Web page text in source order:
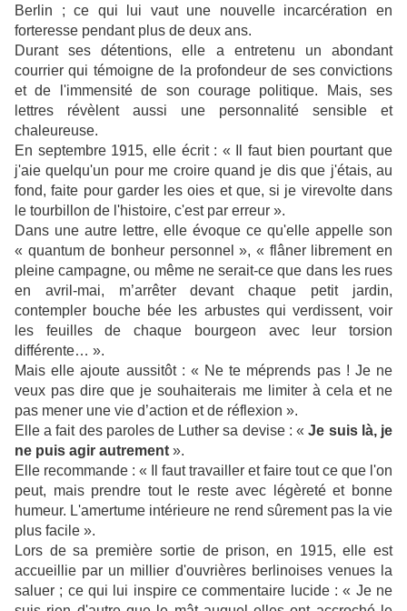
Berlin ; ce qui lui vaut une nouvelle incarcération en
forteresse pendant plus de deux ans.
Durant ses détentions, elle a entretenu un abondant
courrier qui témoigne de la profondeur de ses convictions
et de l'immensité de son courage politique. Mais, ses
lettres révèlent aussi une personnalité sensible et
chaleureuse.
En septembre 1915, elle écrit : « Il faut bien pourtant que
j'aie quelqu'un pour me croire quand je dis que j'étais, au
fond, faite pour garder les oies et que, si je virevolte dans
le tourbillon de l'histoire, c'est par erreur ».
Dans une autre lettre, elle évoque ce qu'elle appelle son
« quantum de bonheur personnel », « flâner librement en
pleine campagne, ou même ne serait-ce que dans les rues
en avril-mai, m’arrêter devant chaque petit jardin,
contempler bouche bée les arbustes qui verdissent, voir
les feuilles de chaque bourgeon avec leur torsion
différente… ».
Mais elle ajoute aussitôt : « Ne te méprends pas ! Je ne
veux pas dire que je souhaiterais me limiter à cela et ne
pas mener une vie d’action et de réflexion ».
Elle a fait des paroles de Luther sa devise : «Je suis là, je
ne puis agir autrement ».
Elle recommande : « Il faut travailler et faire tout ce que l'on
peut, mais prendre tout le reste avec légèreté et bonne
humeur. L'amertume intérieure ne rend sûrement pas la vie
plus facile ».
Lors de sa première sortie de prison, en 1915, elle est
accueillie par un millier d'ouvrières berlinoises venues la
saluer ; ce qui lui inspire ce commentaire lucide : « Je ne